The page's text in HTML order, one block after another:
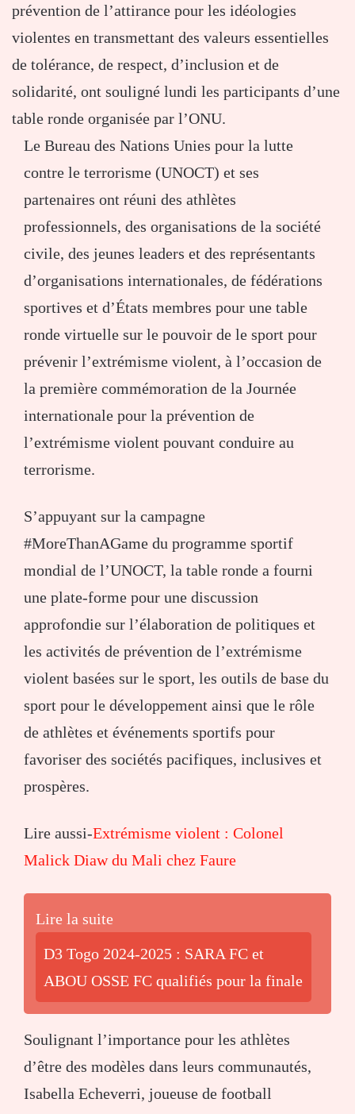
prévention de l’attirance pour les idéologies
violentes en transmettant des valeurs essentielles
de tolérance, de respect, d’inclusion et de
solidarité, ont souligné lundi les participants d’une
table ronde organisée par l’ONU.
Le Bureau des Nations Unies pour la lutte
contre le terrorisme (UNOCT) et ses
partenaires ont réuni des athlètes
professionnels, des organisations de la société
civile, des jeunes leaders et des représentants
d’organisations internationales, de fédérations
sportives et d’États membres pour une table
ronde virtuelle sur le pouvoir de le sport pour
prévenir l’extrémisme violent, à l’occasion de
la première commémoration de la Journée
internationale pour la prévention de
l’extrémisme violent pouvant conduire au
terrorisme.
S’appuyant sur la campagne
#MoreThanAGame du programme sportif
mondial de l’UNOCT, la table ronde a fourni
une plate-forme pour une discussion
approfondie sur l’élaboration de politiques et
les activités de prévention de l’extrémisme
violent basées sur le sport, les outils de base du
sport pour le développement ainsi que le rôle
de athlètes et événements sportifs pour
favoriser des sociétés pacifiques, inclusives et
prospères.
Lire aussi-Extrémisme violent : Colonel
Malick Diaw du Mali chez Faure
Lire la suite
D3 Togo 2024-2025 : SARA FC et
ABOU OSSE FC qualifiés pour la finale
Soulignant l’importance pour les athlètes
d’être des modèles dans leurs communautés,
Isabella Echeverri, joueuse de football